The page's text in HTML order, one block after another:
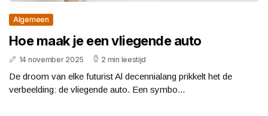
Algemeen
Hoe maak je een vliegende auto
14 november 2025 2 min leestijd
De droom van elke futurist Al decennialang prikkelt het de
verbeelding: de vliegende auto. Een symbo...